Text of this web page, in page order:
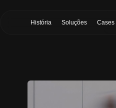
História Soluções Cases